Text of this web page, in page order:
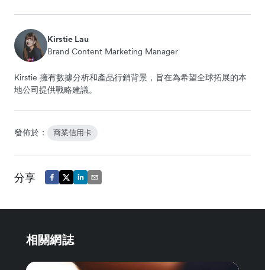
Kirstie Lau
Brand Content Marketing Manager
Kirstie 擁有數據分析和產品行銷背景，旨在為希望全球拓展的本
地公司提供戰略建議。
發佈於： 商業信用卡
分享
相關網誌